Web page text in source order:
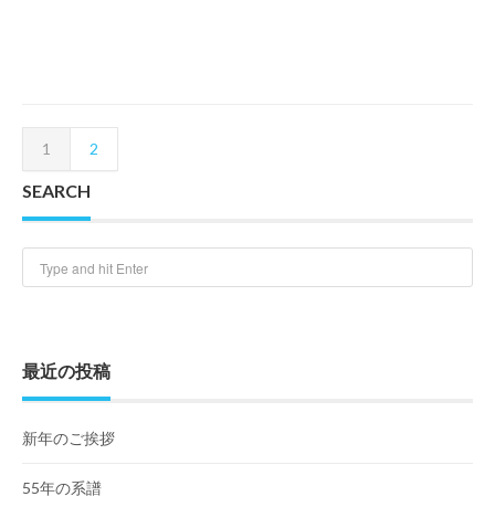
1 2
SEARCH
最近の投稿
新年のご挨拶
55年の系譜